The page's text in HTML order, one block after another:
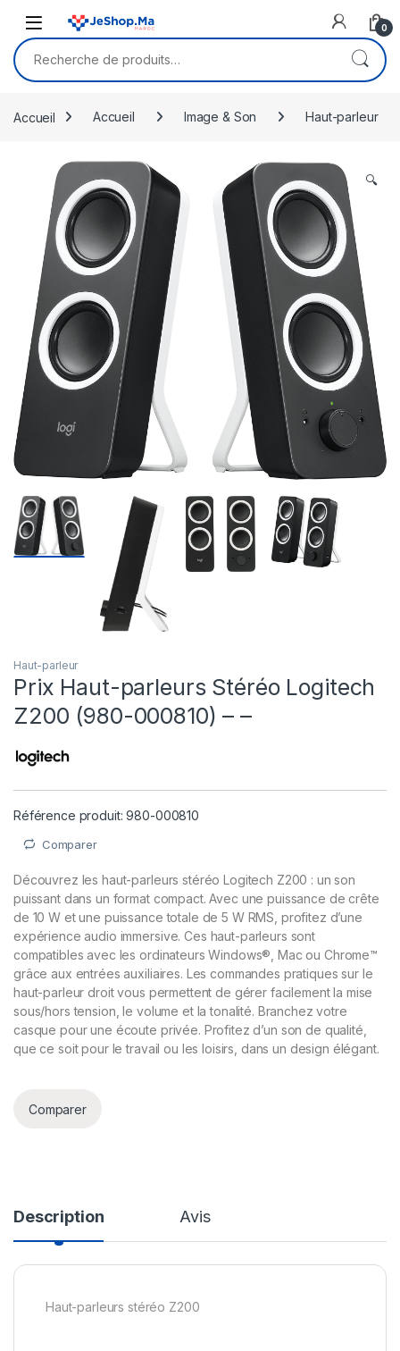
0
Recherche pour :
Accueil Accueil Image & Son Haut-parleur
🔍
Haut-parleur
Prix Haut-parleurs Stéréo Logitech
Z200 (980-000810) – –
Référence produit: 980-000810
Comparer
Découvrez les haut-parleurs stéréo Logitech Z200 : un son
puissant dans un format compact. Avec une puissance de crête
de 10 W et une puissance totale de 5 W RMS, profitez d’une
expérience audio immersive. Ces haut-parleurs sont
compatibles avec les ordinateurs Windows®, Mac ou Chrome™
grâce aux entrées auxiliaires. Les commandes pratiques sur le
haut-parleur droit vous permettent de gérer facilement la mise
sous/hors tension, le volume et la tonalité. Branchez votre
casque pour une écoute privée. Profitez d’un son de qualité,
que ce soit pour le travail ou les loisirs, dans un design élégant.
Comparer
Description Avis
Haut-parleurs stéréo Z200